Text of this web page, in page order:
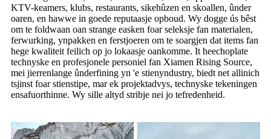
KTV-keamers, klubs, restaurants, sikehûzen en skoallen, ûnder
oaren, en hawwe in goede reputaasje opboud. Wy dogge ús bêst
om te foldwaan oan strange easken foar seleksje fan materialen,
ferwurking, ynpakken en ferstjoeren om te soargjen dat items fan
hege kwaliteit feilich op jo lokaasje oankomme. It heechoplate
technyske en profesjonele personiel fan Xiamen Rising Source,
mei jierrenlange ûnderfining yn 'e stienyndustry, biedt net allinich
tsjinst foar stienstipe, mar ek projektadvys, technyske tekeningen
ensafuorthinne. Wy sille altyd stribje nei jo tefredenheid.